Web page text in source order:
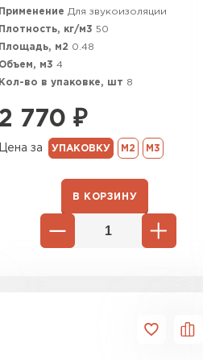
Применение Для звукоизоляции
Плотность, кг/м3 50
Площадь, м2 0.48
Объем, м3 4
Кол-во в упаковке, шт 8
2 770 ₽
Цена за УПАКОВКУ М2 М3
В КОРЗИНУ